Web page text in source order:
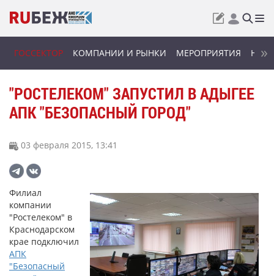
ГОССЕКТОР КОМПАНИИ И РЫНКИ МЕРОПРИЯТИЯ
"РОСТЕЛЕКОМ" ЗАПУСТИЛ В АДЫГЕЕ
АПК "БЕЗОПАСНЫЙ ГОРОД"
03 февраля 2015, 13:41
Филиал
компании
"Ростелеком" в
Краснодарском
крае подключил
АПК
"Безопасный